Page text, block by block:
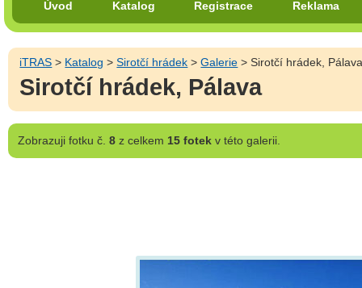
Úvod Katalog Registrace Reklama
iTRAS > Katalog >Sirotčí hrádek >Galerie > Sirotčí hrádek,
Sirotčí hrádek, Pálava
Zobrazujifotku č. 8z celkem 15 fotekv této galerii.